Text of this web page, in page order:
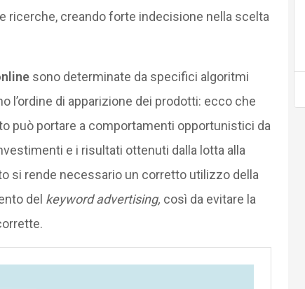
ricerche, creando forte indecisione nella scelta
sono determinate da specifici algoritmi
l’ordine di apparizione dei prodotti: ecco che
può portare a comportamenti opportunistici da
e i risultati ottenuti dalla lotta alla
si rende necessario un corretto utilizzo della
del keyword advertising, così da evitare la